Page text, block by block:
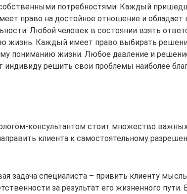
потребностями. Каждый
право на достойное отношение и
Любой человек в состоянии взять
жизнь. Каждый имеет право выбирать
пониманию жизни. Любое давление и
решить свои проблемы наиболее
консультантом стоит множество важных
клиента к самостоятельному
задача специалиста – привить клиенту
за результат его жизненного